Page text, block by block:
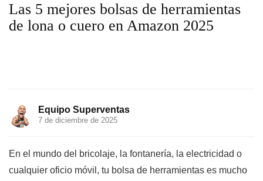
Las 5 mejores bolsas de herramientas
de lona o cuero en Amazon 2025
Equipo Superventas
7 de diciembre de 2025
En el mundo del bricolaje, la fontanería, la electricidad o
cualquier oficio móvil, tu bolsa de herramientas es mucho